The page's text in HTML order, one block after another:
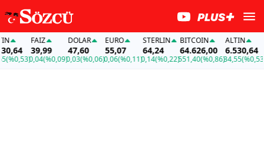
FAİZ
39,99
0,04(%0,09)
DOLAR
47,60
0,03(%0,06)
EURO
55,07
0,06(%0,11)
STERLIN
64,24
0,14(%0,22)
BITCOIN
64.626,00
551,40(%0,86)
ALTIN
6.530,64
34,55(%0,53)